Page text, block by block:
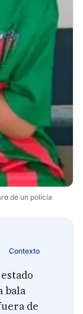
de un policía
Contexto
bala
de